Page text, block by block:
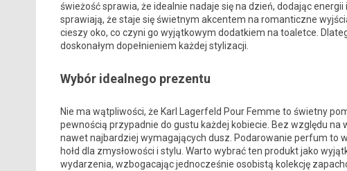
świeżość sprawia, że idealnie nadaje się na dzień, dodając
sprawiają, że staje się świetnym akcentem na romanticzne
cieszy oko, co czyni go wyjątkowym dodatkiem na toaletce.
doskonałym dopełnieniem każdej stylizacji.
Wybór idealnego prezentu
Nie ma wątpliwości, że Karl Lagerfeld Pour Femme to świetny
pewnością przypadnie do gustu każdej kobiecie. Bez względu
nawet najbardziej wymagających dusz. Podarowanie perfum to
hołd dla zmysłowości i stylu. Warto wybrać ten produkt jako
wydarzenia, wzbogacając jednocześnie osobistą kolekcję